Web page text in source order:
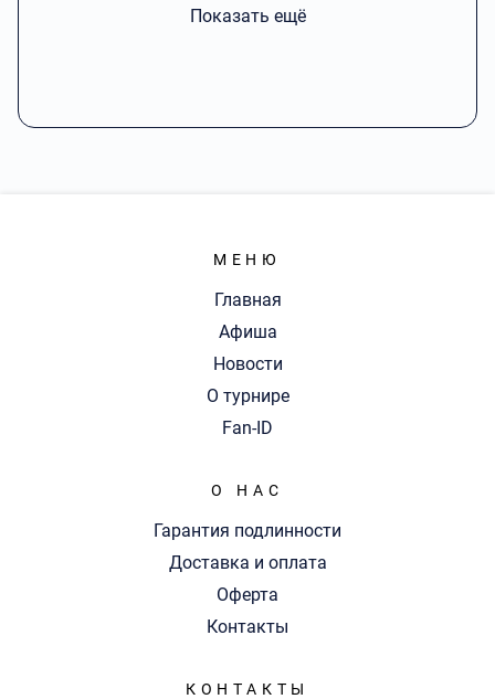
Показать ещё
МЕНЮ
Главная
Афиша
Новости
О турнире
Fan-ID
О НАС
Гарантия подлинности
Доставка и оплата
Оферта
Контакты
КОНТАКТЫ